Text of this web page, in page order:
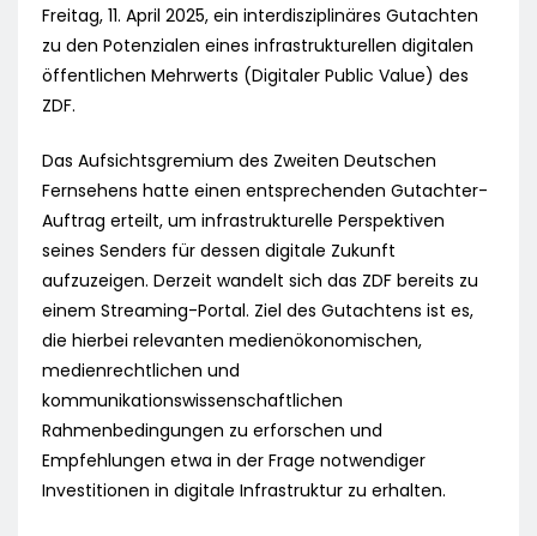
Freitag, 11. April 2025, ein interdisziplinäres Gutachten
zu den Potenzialen eines infrastrukturellen digitalen
öffentlichen Mehrwerts (Digitaler Public Value) des
ZDF.
Das Aufsichtsgremium des Zweiten Deutschen
Fernsehens hatte einen entsprechenden Gutachter-
Auftrag erteilt, um infrastrukturelle Perspektiven
seines Senders für dessen digitale Zukunft
aufzuzeigen. Derzeit wandelt sich das ZDF bereits zu
einem Streaming-Portal. Ziel des Gutachtens ist es,
die hierbei relevanten medienökonomischen,
medienrechtlichen und
kommunikationswissenschaftlichen
Rahmenbedingungen zu erforschen und
Empfehlungen etwa in der Frage notwendiger
Investitionen in digitale Infrastruktur zu erhalten.